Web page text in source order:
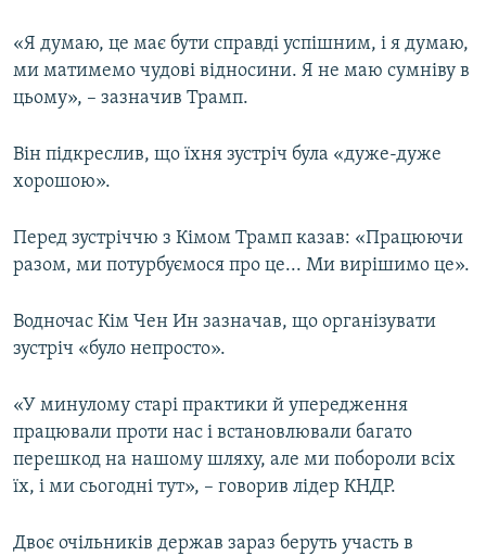
«Я думаю, це має бути справді успішним, і я думаю,
ми матимемо чудові відносини. Я не маю сумніву в
цьому», – зазначив Трамп.
Він підкреслив, що їхня зустріч була «дуже-дуже
хорошою».
Перед зустріччю з Кімом Трамп казав: «Працюючи
разом, ми потурбуємося про це... Ми вирішимо це».
Водночас Кім Чен Ин зазначав, що організувати
зустріч «було непросто».
«У минулому старі практики й упередження
працювали проти нас і встановлювали багато
перешкод на нашому шляху, але ми побороли всіх
їх, і ми сьогодні тут», – говорив лідер КНДР.
Двоє очільників держав зараз беруть участь в